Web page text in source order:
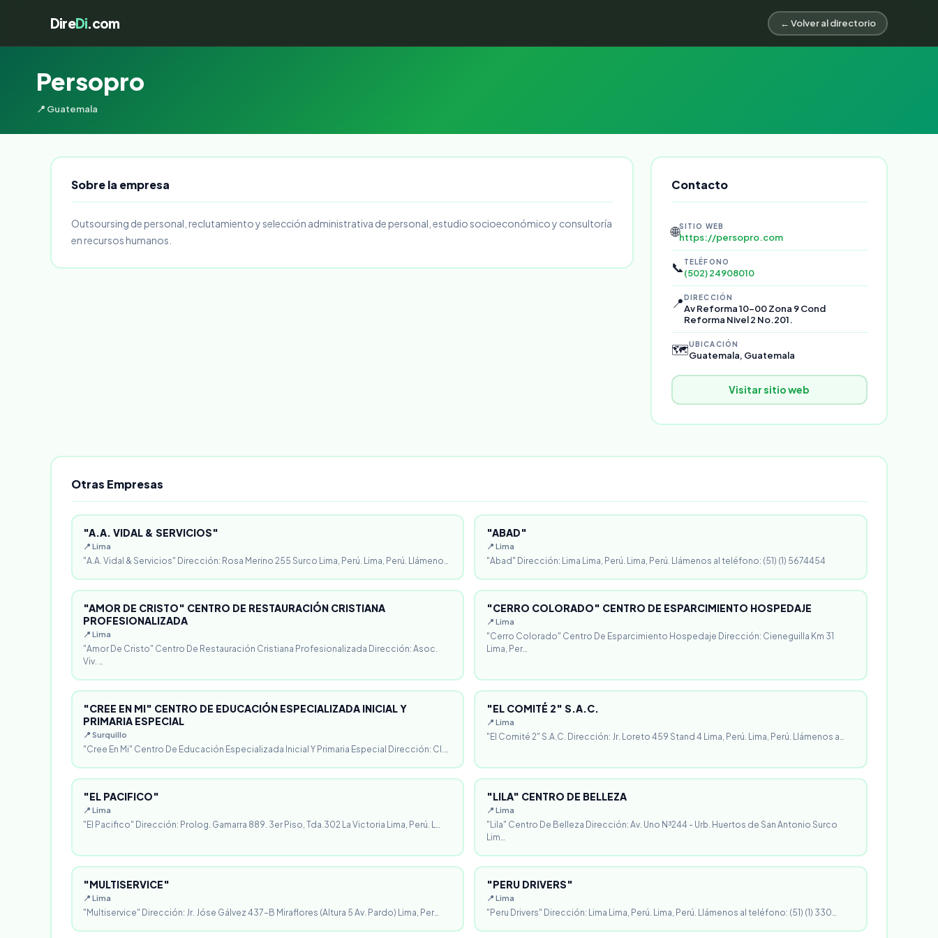
DireDi.com ← Volver al directorio
Persopro
📍 Guatemala
Sobre la empresa
Outsoursing de personal, reclutamiento y selección administrativa de personal, estudio socioeconómico y consultoría
en recursos humanos.
Contacto
🌐SITIO WEB
https://persopro.com
📞 TELÉFONO
(502) 24908010
📍DIRECCIÓN
Av Reforma 10-00 Zona 9 Cond
Reforma Nivel 2 No.201.
🗺️UBICACIÓN
Guatemala, Guatemala
Visitar sitio web
Otras Empresas
"A.A. VIDAL & SERVICIOS"
📍 Lima
"A.A. Vidal & Servicios" Dirección: Rosa Merino 255 Surco Lima, Perú. Lima, Perú. Llámeno…
"ABAD"
📍 Lima
"Abad" Dirección: Lima Lima, Perú. Lima, Perú. Llámenos al teléfono: (51) (1) 5674454
"AMOR DE CRISTO" CENTRO DE RESTAURACIÓN CRISTIANA
PROFESIONALIZADA
📍 Lima
"Amor De Cristo" Centro De Restauración Cristiana Profesionalizada Dirección: Asoc.
Viv. …
"CERRO COLORADO" CENTRO DE ESPARCIMIENTO HOSPEDAJE
📍 Lima
"Cerro Colorado" Centro De Esparcimiento Hospedaje Dirección: Cieneguilla Km 31
Lima, Per…
"CREE EN MI" CENTRO DE EDUCACIÓN ESPECIALIZADA INICIAL Y
PRIMARIA ESPECIAL
📍 Surquillo
"Cree En Mi" Centro De Educación Especializada Inicial Y Primaria Especial Dirección: Cl.…
"EL COMITÉ 2" S.A.C.
📍 Lima
"El Comité 2" S.A.C. Dirección: Jr. Loreto 459 Stand 4 Lima, Perú. Lima, Perú. Llámenos a…
"EL PACIFICO"
📍 Lima
"El Pacifico" Dirección: Prolog. Gamarra 889. 3er Piso, Tda.302 La Victoria Lima, Perú. L…
"LILA" CENTRO DE BELLEZA
📍 Lima
"Lila" Centro De Belleza Dirección: Av. Uno N³244 - Urb. Huertos de San Antonio Surco
Lim…
"MULTISERVICE"
📍 Lima
"Multiservice" Dirección: Jr. Jóse Gálvez 437-B Miraflores (Altura 5 Av. Pardo) Lima, Per…
"PERU DRIVERS"
📍 Lima
"Peru Drivers" Dirección: Lima Lima, Perú. Lima, Perú. Llámenos al teléfono: (51) (1) 330…